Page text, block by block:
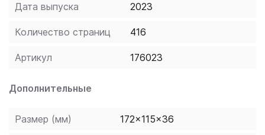
языке или планирует путешествие в Турцию.
Дата выпуска 2023
Количество страниц 416
Артикул 176023
Дополнительные
Размер (мм) 172x115x36